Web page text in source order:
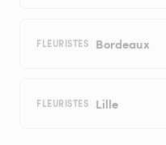
FLEURISTES Bordeaux
FLEURISTES Lille